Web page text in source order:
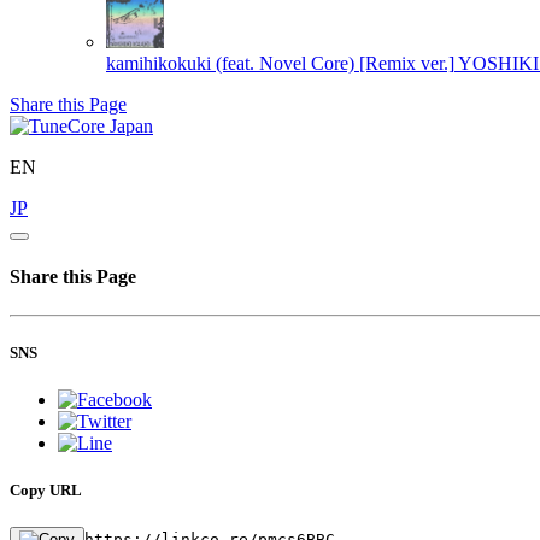
kamihikokuki (feat. Novel Core) [Remix ver.]
Share this Page
EN
JP
Share this Page
SNS
Copy URL